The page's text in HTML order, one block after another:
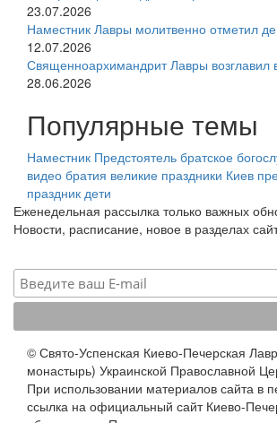
23.07.2026
Наместник Лавры молитвенно отметил
12.07.2026
Священноархимандрит Лавры возглавил
28.06.2026
Популярные темы
Наместник Предстоятель братское
видео братия великие праздники Киев
праздник дети
Еженедельная рассылка только важных
Новости, расписание, новое в разделах
© Свято-Успенская Киево-Печерская
монастырь) Украинской Православной
При использовании материалов сайта в
ссылка на официальный сайт Киево-